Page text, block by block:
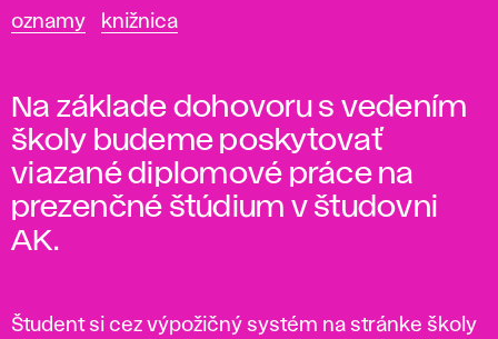
oznamy knižnica
Na základe dohovoru s vedením
školy budeme poskytovať
viazané diplomové práce na
prezenčné štúdium v študovni
AK.
Študent si cez výpožičný systém na stránke školy